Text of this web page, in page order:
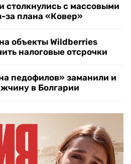
столкнулись с массовыми
за плана «Ковер»
объекты Wildberries
налоговые отсрочки
педофилов» заманили и
в Болгарии